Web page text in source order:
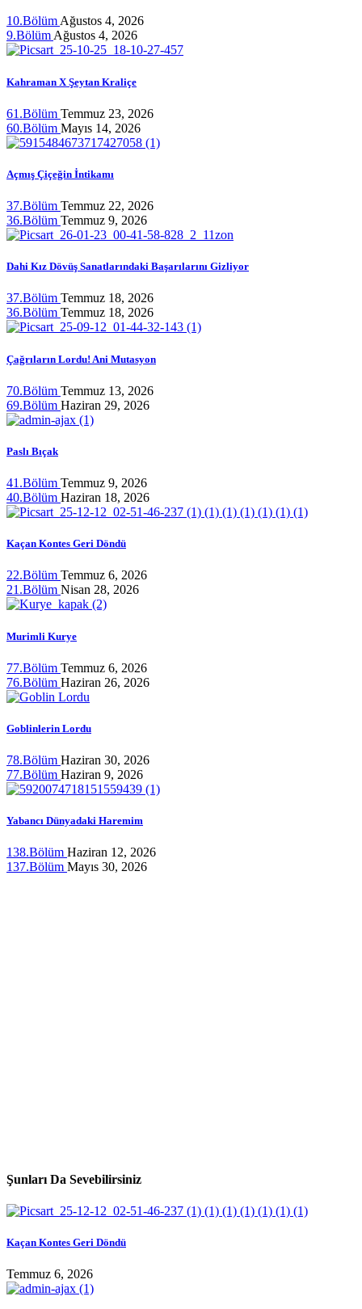
10.Bölüm Ağustos 4, 2026
9.Bölüm Ağustos 4, 2026
Kahraman X Şeytan Kraliçe
61.Bölüm Temmuz 23, 2026
60.Bölüm Mayıs 14, 2026
Açmış Çiçeğin İntikamı
37.Bölüm Temmuz 22, 2026
36.Bölüm Temmuz 9, 2026
Dahi Kız Dövüş Sanatlarındaki Başarılarını Gizliyor
37.Bölüm Temmuz 18, 2026
36.Bölüm Temmuz 18, 2026
Çağrıların Lordu! Ani Mutasyon
70.Bölüm Temmuz 13, 2026
69.Bölüm Haziran 29, 2026
Paslı Bıçak
41.Bölüm Temmuz 9, 2026
40.Bölüm Haziran 18, 2026
Kaçan Kontes Geri Döndü
22.Bölüm Temmuz 6, 2026
21.Bölüm Nisan 28, 2026
Murimli Kurye
77.Bölüm Temmuz 6, 2026
76.Bölüm Haziran 26, 2026
Goblinlerin Lordu
78.Bölüm Haziran 30, 2026
77.Bölüm Haziran 9, 2026
Yabancı Dünyadaki Haremim
138.Bölüm Haziran 12, 2026
137.Bölüm Mayıs 30, 2026
Şunları Da Sevebilirsiniz
Kaçan Kontes Geri Döndü
Temmuz 6, 2026